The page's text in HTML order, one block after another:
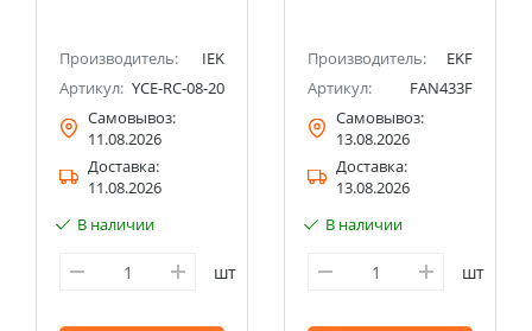
Производитель:
IEK
Артикул: YCE-RC-08-20
Самовывоз:
11.08.2026
Доставка:
11.08.2026
В наличии
шт
Производитель:
EKF
Артикул:
FAN433F
Самовывоз:
13.08.2026
Доставка:
13.08.2026
В наличии
шт